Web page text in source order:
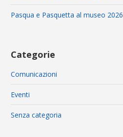
Pasqua e Pasquetta al museo 2026
Categorie
Comunicazioni
Eventi
Senza categoria